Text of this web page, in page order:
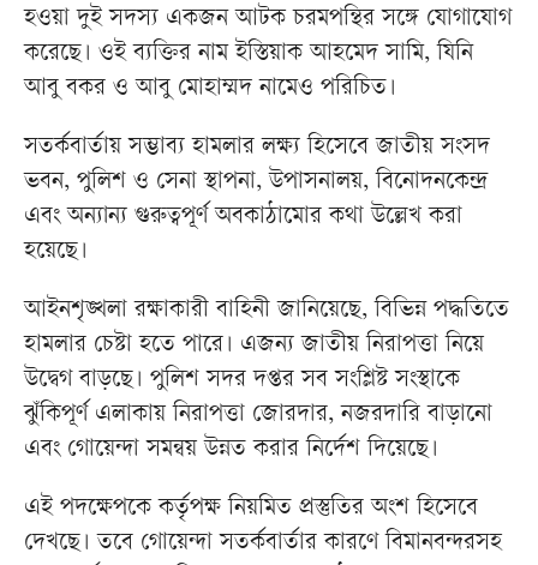
হওয়া দুই সদস্য একজন আটক চরমপন্থির সঙ্গে যোগাযোগ
করেছে। ওই ব্যক্তির নাম ইস্তিয়াক আহমেদ সামি, যিনি
আবু বকর ও আবু মোহাম্মদ নামেও পরিচিত।
সতর্কবার্তায় সম্ভাব্য হামলার লক্ষ্য হিসেবে জাতীয় সংসদ
ভবন, পুলিশ ও সেনা স্থাপনা, উপাসনালয়, বিনোদনকেন্দ্র
এবং অন্যান্য গুরুত্বপূর্ণ অবকাঠামোর কথা উল্লেখ করা
হয়েছে।
আইনশৃঙ্খলা রক্ষাকারী বাহিনী জানিয়েছে, বিভিন্ন পদ্ধতিতে
হামলার চেষ্টা হতে পারে। এজন্য জাতীয় নিরাপত্তা নিয়ে
উদ্বেগ বাড়ছে। পুলিশ সদর দপ্তর সব সংশ্লিষ্ট সংস্থাকে
ঝুঁকিপূর্ণ এলাকায় নিরাপত্তা জোরদার, নজরদারি বাড়ানো
এবং গোয়েন্দা সমন্বয় উন্নত করার নির্দেশ দিয়েছে।
এই পদক্ষেপকে কর্তৃপক্ষ নিয়মিত প্রস্তুতির অংশ হিসেবে
দেখছে। তবে গোয়েন্দা সতর্কবার্তার কারণে বিমানবন্দরসহ